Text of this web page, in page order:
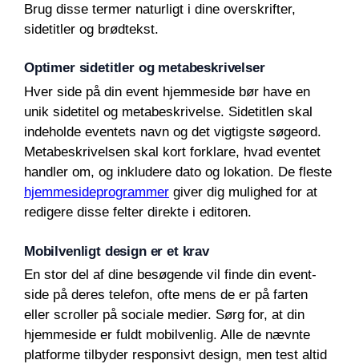
Brug disse termer naturligt i dine overskrifter,
sidetitler og brødtekst.
Optimer sidetitler og metabeskrivelser
Hver side på din event hjemmeside bør have en
unik sidetitel og metabeskrivelse. Sidetitlen skal
indeholde eventets navn og det vigtigste søgeord.
Metabeskrivelsen skal kort forklare, hvad eventet
handler om, og inkludere dato og lokation. De fleste
hjemmesideprogrammer giver dig mulighed for at
redigere disse felter direkte i editoren.
Mobilvenligt design er et krav
En stor del af dine besøgende vil finde din event-
side på deres telefon, ofte mens de er på farten
eller scroller på sociale medier. Sørg for, at din
hjemmeside er fuldt mobilvenlig. Alle de nævnte
platforme tilbyder responsivt design, men test altid